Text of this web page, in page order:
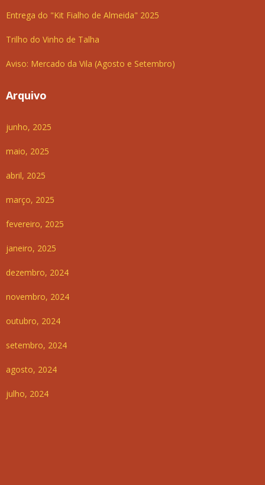
Entrega do "Kit Fialho de Almeida" 2025
Trilho do Vinho de Talha
Aviso: Mercado da Vila (Agosto e Setembro)
Arquivo
junho, 2025
maio, 2025
abril, 2025
março, 2025
fevereiro, 2025
janeiro, 2025
dezembro, 2024
novembro, 2024
outubro, 2024
setembro, 2024
agosto, 2024
julho, 2024